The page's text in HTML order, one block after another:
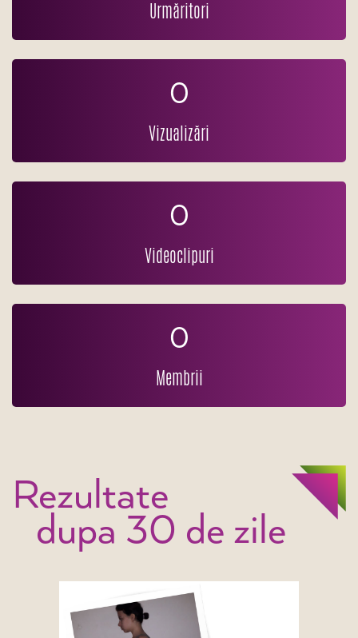
Urmăritori
0
Vizualizări
0
Videoclipuri
0
Membrii
Rezultate
dupa 30 de zile